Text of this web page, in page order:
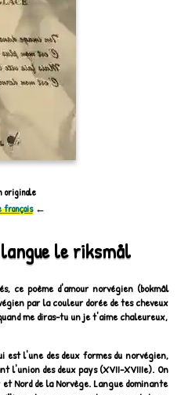
originale
français←
le riksmål
ce poème d'amour norvégien (bokmål
par la couleur dorée de tes cheveux
me diras-tu un je t'aime chaleureux,
est l'une des deux formes du norvégien,
l'union des deux pays (XVII-XVIIIe). On
Nord de la Norvège. Langue dominante